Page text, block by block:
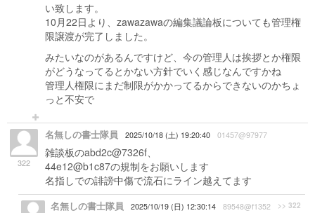
い致します。
10月22日より、zawazawaの編集議論板についても管理権
限譲渡が完了しました。
みたいなのがあるんですけど、今の管理人は挨拶とか権限
がどうなってるとかない方針でいく感じなんですかね
管理人権限にまだ制限がかかってるからできないのかちょ
っと不安で
322
名無しの書士隊員 2025/10/18 (土) 19:20:40 01457@97977
雑談板のabd2c@7326f、
44e12@b1c87の規制をお願いします
名指しでの誹謗中傷で流石にライン越えてます
名無しの書士隊員 2025/10/19 (日) 12:30:14 89548@f1352 >> 322